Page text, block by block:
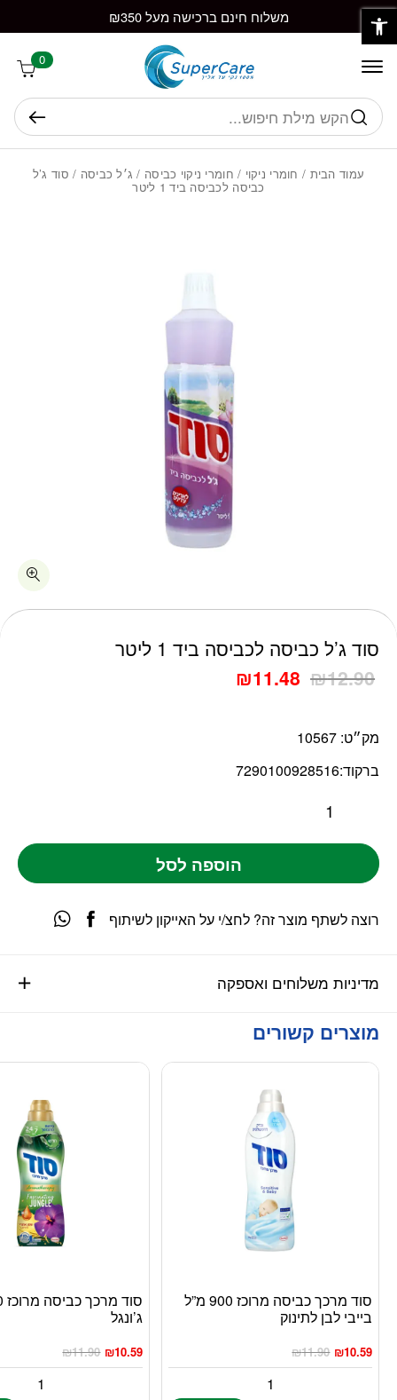
Skip to Content משלוח חינם ברכישה מעל ₪350
0
חיפוש
עמוד הבית / חומרי ניקוי / חומרי ניקוי כביסה / ג׳ל כביסה / סוד ג’ל
כביסה לכביסה ביד 1 ליטר
סוד ג’ל כביסה לכביסה ביד 1 ליטר
₪12.90
₪11.48
מק״ט: 10567
ברקוד:7290100928516
כמות סוד ג'ל כביסה לכביסה ביד 1 ליטר
הוספה לסל
מדיניות משלוחים ואספקה
רוצה לשתף מוצר זה? לחצ/י על האייקון לשיתוף
מוצרים קשורים
סוד מרכך כביסה מרוכז 900 מ”ל
בייבי לבן לתינוק
₪11.90 ₪10.59
ג’ונגל
₪11.90 ₪10.59
בחזרה למעלה
פתח סרגל נגישות